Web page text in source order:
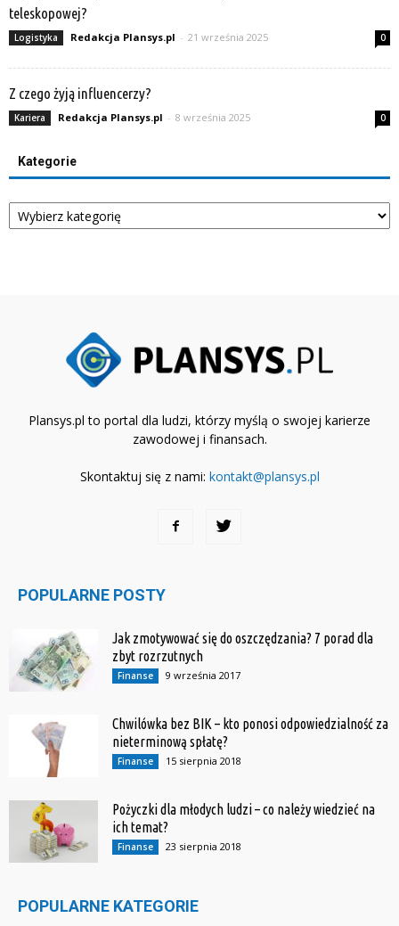
teleskopowej?
Logistyka Redakcja Plansys.pl - 21 września 2025 0
Z czego żyją influencerzy?
Kariera Redakcja Plansys.pl - 8 września 2025 0
Kategorie
Kategorie
Plansys.pl to portal dla ludzi, którzy myślą o swojej karierze
zawodowej i finansach.
Skontaktuj się z nami: kontakt@plansys.pl
POPULARNE POSTY
Jak zmotywować się do oszczędzania? 7 porad dla
zbyt rozrzutnych
Finanse 9 września 2017
Chwilówka bez BIK – kto ponosi odpowiedzialność za
nieterminową spłatę?
Finanse 15 sierpnia 2018
Pożyczki dla młodych ludzi – co należy wiedzieć na
ich temat?
Finanse 23 sierpnia 2018
POPULARNE KATEGORIE